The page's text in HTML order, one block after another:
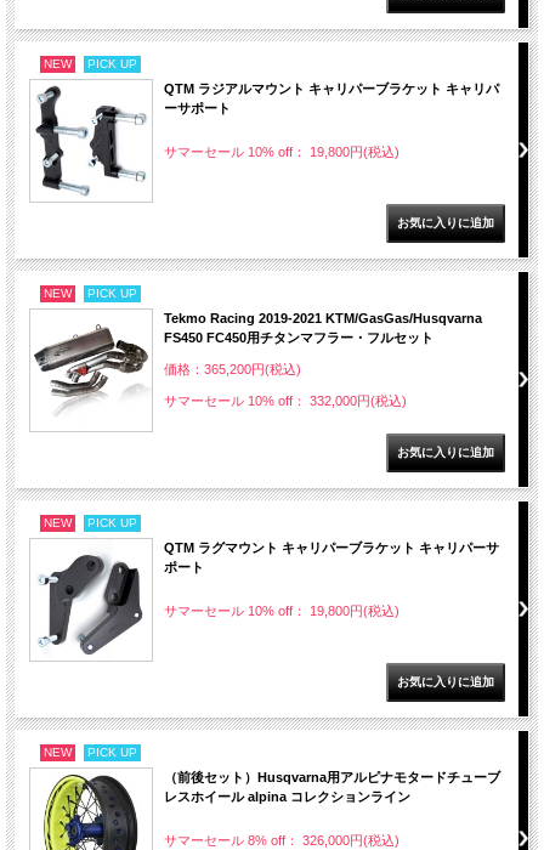
NEW PICK UP
QTM ラジアルマウント キャリパーブラケット キャリパ
ーサポート
サマーセール 10% off： 19,800円(税込)
NEW PICK UP
Tekmo Racing 2019-2021 KTM/GasGas/Husqvarna
FS450 FC450用チタンマフラー・フルセット
価格：365,200円(税込)
サマーセール 10% off： 332,000円(税込)
NEW PICK UP
QTM ラグマウント キャリパーブラケット キャリパーサ
ポート
サマーセール 10% off： 19,800円(税込)
NEW PICK UP
（前後セット）Husqvarna用アルピナモタードチューブ
レスホイール alpina コレクションライン
サマーセール 8% off： 326,000円(税込)